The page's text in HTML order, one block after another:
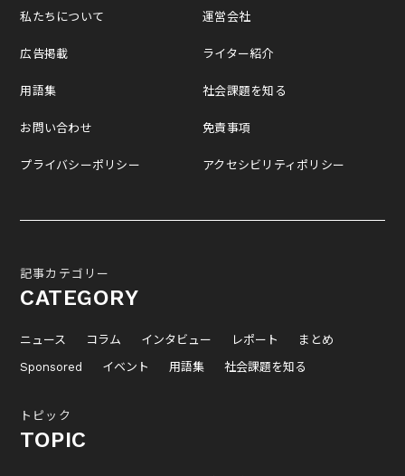
私たちについて
広告掲載
用語集
お問い合わせ
プライバシーポリシー
運営会社
ライター紹介
社会課題を知る
免責事項
アクセシビリティポリシー
記事カテゴリー
CATEGORY
ニュース コラム インタビュー レポート
まとめ
Sponsored
イベント 用語集 社会課題を知る
トピック
TOPIC